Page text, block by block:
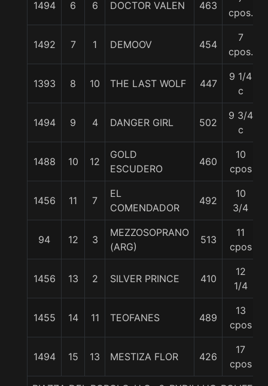
1494 6 6 DOCTOR VALEN 463
cpos.
1492 7 1 DEMOOV 454
7
cpos.
1393 8 10 THE LAST WOLF 447
9 1/4
c
1494 9 4 DANGER GIRL 502
9 3/4
c
1488 10 12
GOLD
ESCUDERO
460
10
cpos
1456 11 7
EL
COMENDADOR
492
10
3/4
94 12 3
MEZZOSOPRANO
(ARG)
513
11
cpos
1456 13 2 SILVER PRINCE 410
12
1/4
1455 14 11 TEOFANES 489
13
cpos
1494 15 13 MESTIZA FLOR 426
17
cpos